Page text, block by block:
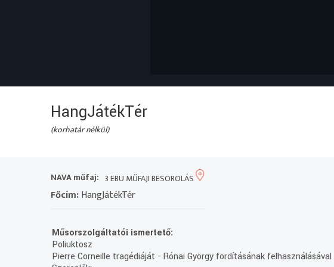
HangJátékTér
(korhatár nélkül)
NAVA műfaj: 3 EBU MŰFAJI BESOROLÁS
Főcím:HangJátékTér
Műsorszolgáltatói ismertető:
Poliuktosz
Pierre Corneille tragédiáját - Rónai György fordításának